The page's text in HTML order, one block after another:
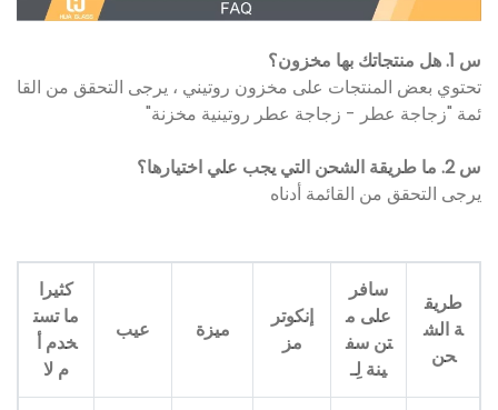
س 1. هل منتجاتك بها مخزون؟
تحتوي بعض المنتجات على مخزون روتيني ، يرجى التحقق من القا
ئمة "زجاجة عطر - زجاجة عطر روتينية مخزنة"
س 2. ما طريقة الشحن التي يجب علي اختيارها؟
يرجى التحقق من القائمة أدناه
طريق
ة الش
حن
سافر
على م
تن سف
ينة لِـ
إنكوتر
مز
ميزة عيب
كثيرا
ما تست
خدم أ
م لا